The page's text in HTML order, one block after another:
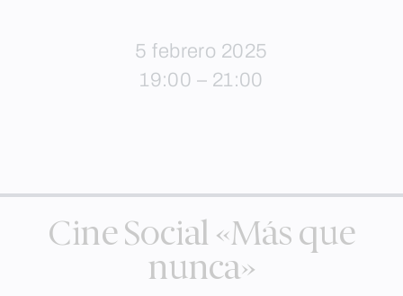
5 febrero 2025
19:00 – 21:00
Cine Social «Más que
nunca»